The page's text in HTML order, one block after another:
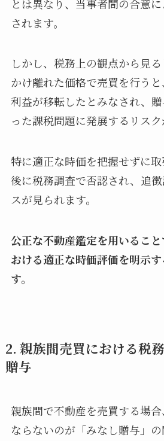
とは異なり、当事者間の合意
されます。
しかし、税務上の観点から見
かけ離れた価格で売買を行う
利益が移転したとみなされ、
った課税問題に発展するリスク
特に適正な時価を把握せずに取
後に税務調査で否認され、追
スが見られます。
公正な不動産鑑定を用いるこ
おける適正な時価評価を明示
す。
2. 親族間売買における税
贈与
親族間で不動産を売買する場
ならないのが「みなし贈与」の